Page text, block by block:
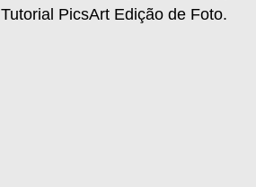
Tutorial PicsArt Edição de Foto.